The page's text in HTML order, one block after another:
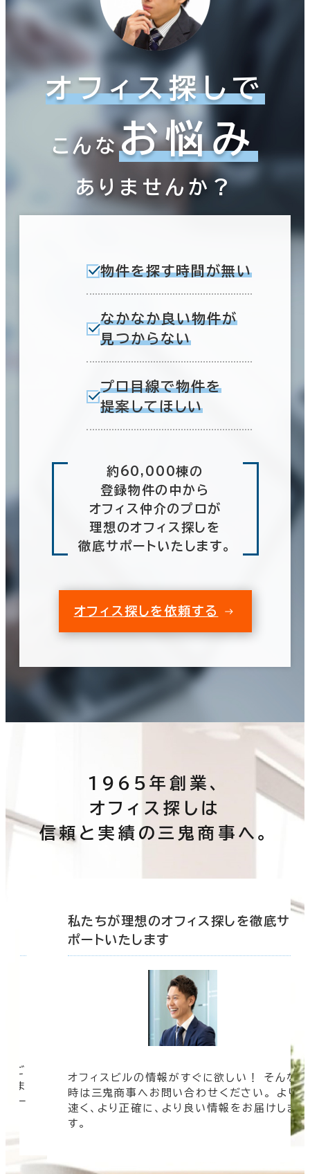
オフィス探しで
こんなお悩み
ありませんか？
物件を探す時間が無い
なかなか良い物件が
見つからない
プロ目線で物件を
提案してほしい
約60,000棟の
登録物件の中から
オフィス仲介のプロが
理想のオフィス探しを
徹底サポートいたします。
オフィス探しを依頼する
1965年創業、
オフィス探しは
信頼と実績の三鬼商事へ。
ご
ま
ペー
私たちが理想のオフィス探しを徹底サ
ポートいたします
オフィスビルの情報がすぐに欲しい！ そんな
時は三鬼商事へお問い合わせください。 より
速く、より正確に、より良い情報をお届けしま
す。